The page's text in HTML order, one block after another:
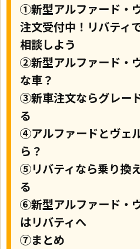
①新型アルファード・
注文受付中！リバティ
相談しよう
②新型アルファード・
な車？
③新車注文ならグレー
る
④アルファードとヴェ
ら？
⑤リバティなら乗り換
る
⑥新型アルファード・
はリバティへ
⑦まとめ